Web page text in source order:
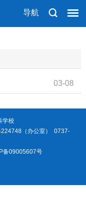
导航
03-08
学校
（办公室） 0737-
备09005607号